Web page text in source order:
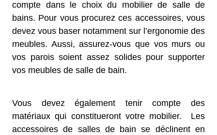
compte dans le choix du mobilier de salle de
bains. Pour vous procurez ces accessoires, vous
devez vous baser notamment sur l’ergonomie des
meubles. Aussi, assurez-vous que vos murs ou
vos parois soient assez solides pour supporter
vos meubles de salle de bain.
Vous devez également tenir compte des
matériaux qui constitueront votre mobilier. Les
accessoires de salles de bain se déclinent en